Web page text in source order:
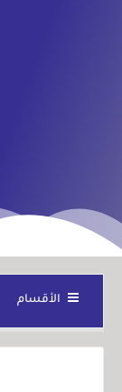
الأقسام